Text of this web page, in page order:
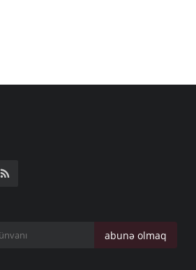
abunə olmaq